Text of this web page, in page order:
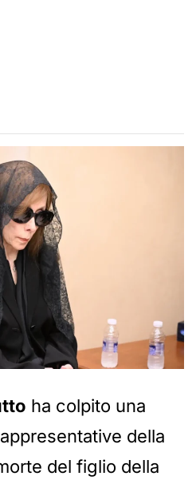
ha colpito una
della
del figlio della